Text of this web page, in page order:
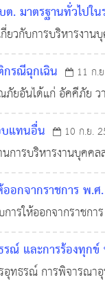
. มาตรฐานทั่วไปใ
ยวกับการบริหารงา
จนได้มีแจ้งเวียนหนัง
รณีฉุกเฉิน 11 ก.
ยอันได้แก่ อัคคีภัย
า ภัยที่เกิดจากโรคห
บแทนอื่น 10 ก.ย.
ารบริหารงานบุคคล
ละเงินค่าจ้างของพนั
อกจากราชการ พ.
ารให้ออกจากราชก
ณ์ และการร้องทุก
อุทธรณ์ การพิจารณ